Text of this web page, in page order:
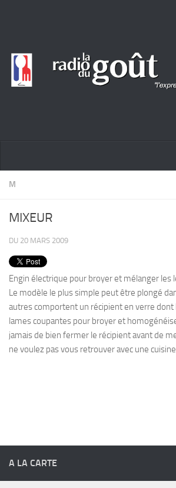
ACTUALITÉ
PRODUITS
RECETTES
Entrées
Plats
Desserts
M
MIXEUR
DU 20 MARS 2009
Engin électrique pour broyer et mélanger les
Le modèle le plus simple peut être plongé
autres comportent un récipient en verre
lames coupantes pour broyer et
jamais de bien fermer le récipient avant de
ne voulez pas vous retrouver avec une
A LA CARTE